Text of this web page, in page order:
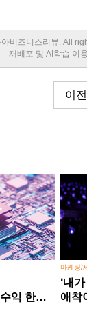
비즈니스리뷰. All
재배포 및 AI학습 이
이전
익 한계
마케팅/
‘내
애착